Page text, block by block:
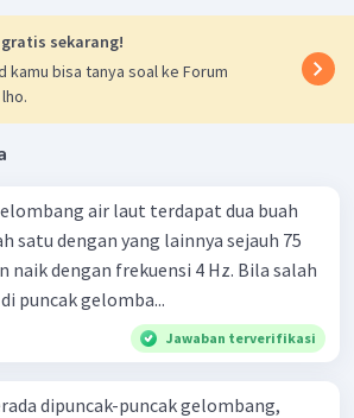
sekarang!
kamu bisa tanya soal ke Forum
air laut terdapat dua buah
satu dengan yang lainnya sejauh 75
naik dengan frekuensi 4 Hz. Bila salah
puncak gelomba...
Jawaban terverifikasi
dipuncak-puncak gelombang,